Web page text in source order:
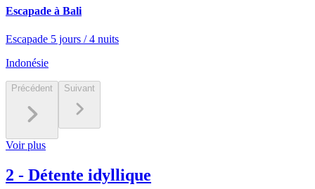
Escapade à Bali
Escapade 5 jours / 4 nuits
Indonésie
Précédent Suivant
Voir plus
2 - Détente idyllique